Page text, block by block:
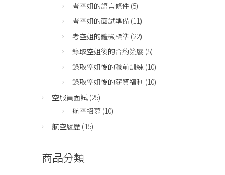
考空姐的語言條件 (5)
考空姐的面試準備 (11)
考空姐的體檢標準 (22)
錄取空姐後的合約簽屬 (5)
錄取空姐後的職前訓練 (10)
錄取空姐後的薪資福利 (10)
空服員面試 (25)
航空招募 (10)
航空履歷 (15)
商品分類